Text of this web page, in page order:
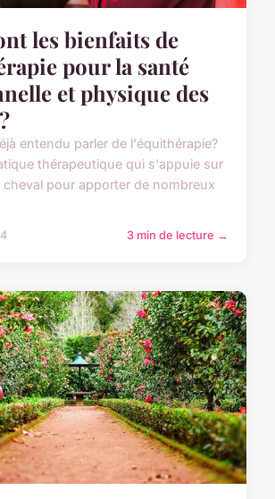
les bienfaits de
pour la santé
et physique des
entendu parler de l'équithérapie?
thérapeutique qui s'appuie sur
pour apporter de nombreux
3 min de lecture →